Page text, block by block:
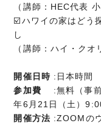
（講師：HEC代表
☑️ハワイの家はどう
し
（講師：ハイ・ク
開催日時:日本時間
参加費 :無料（事前
年6月21日（土）
開催方法 :ZOOMの